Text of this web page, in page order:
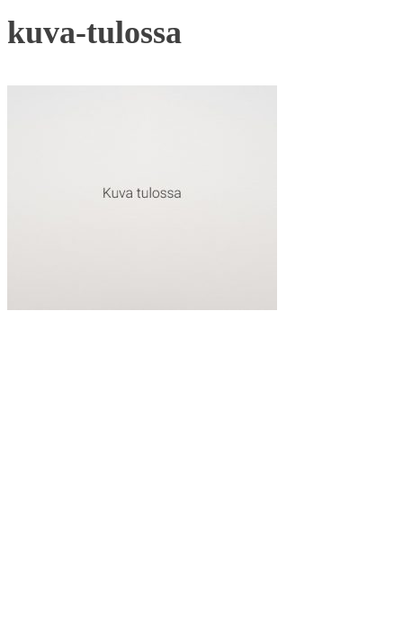
kuva-tulossa